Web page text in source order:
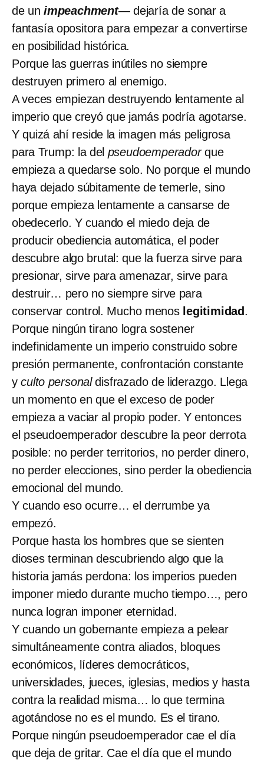
de un impeachment— dejaría de sonar a
fantasía opositora para empezar a convertirse
en posibilidad histórica.
Porque las guerras inútiles no siempre
destruyen primero al enemigo.
A veces empiezan destruyendo lentamente al
imperio que creyó que jamás podría agotarse.
Y quizá ahí reside la imagen más peligrosa
para Trump: la del pseudoemperadorque
empieza a quedarse solo. No porque el mundo
haya dejado súbitamente de temerle, sino
porque empieza lentamente a cansarse de
obedecerlo. Y cuando el miedo deja de
producir obediencia automática, el poder
descubre algo brutal: que la fuerza sirve para
presionar, sirve para amenazar, sirve para
destruir… pero no siempre sirve para
conservar control. Mucho menos legitimidad .
Porque ningún tirano logra sostener
indefinidamente un imperio construido sobre
presión permanente, confrontación constante
yculto personaldisfrazado de liderazgo. Llega
un momento en que el exceso de poder
empieza a vaciar al propio poder. Y entonces
el pseudoemperador descubre la peor derrota
posible: no perder territorios, no perder dinero,
no perder elecciones, sino perder la obediencia
emocional del mundo.
Y cuando eso ocurre… el derrumbe ya
empezó.
Porque hasta los hombres que se sienten
dioses terminan descubriendo algo que la
historia jamás perdona: los imperios pueden
imponer miedo durante mucho tiempo…, pero
nunca logran imponer eternidad.
Y cuando un gobernante empieza a pelear
simultáneamente contra aliados, bloques
económicos, líderes democráticos,
universidades, jueces, iglesias, medios y hasta
contra la realidad misma… lo que termina
agotándose no es el mundo. Es el tirano.
Porque ningún pseudoemperador cae el día
que deja de gritar. Cae el día que el mundo